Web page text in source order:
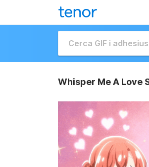
Whisper Me A Love